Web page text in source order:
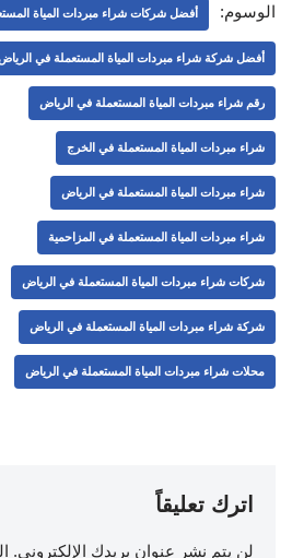
الوسوم: أفضل شركات شراء مبردات المياة
أفضل شركة شراء مبردات المياة المستعملة في الرياض
رقم شراء مبردات المياة المستعملة في الرياض
شراء مبردات المياة المستعملة في الخرج
شراء مبردات المياة المستعملة في الرياض
شراء مبردات المياة المستعملة في المزاحمية
شركات شراء مبردات المياة المستعملة في الرياض
شركة شراء مبردات المياة المستعملة في الرياض
محلات شراء مبردات المياة المستعملة في الرياض
اترك تعليقاً
لن يتم نشر عنوان بريدك الإلكتروني.